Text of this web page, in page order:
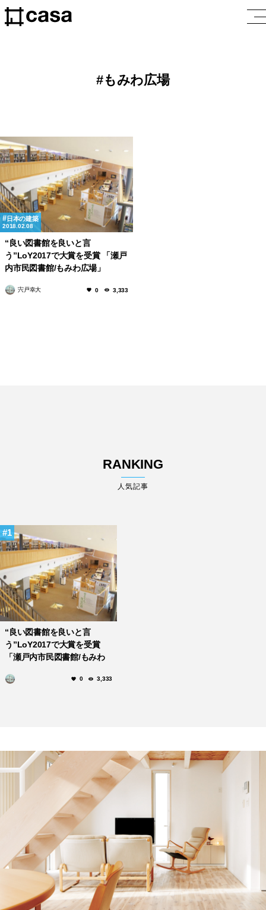
もみわ広場
日本の建築
2018.02.08
“良い図書館を良いと言
う”LoY2017で大賞を受賞 「瀬戸
内市民図書館/もみわ広場」
宍戸幸大 0 3,333
RANKING
人気記事
1
“良い図書館を良いと言
う”LoY2017で大賞を受賞
「瀬戸内市民図書館/もみわ
0 3,333